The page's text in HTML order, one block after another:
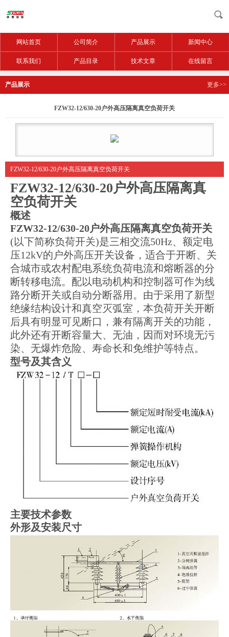
网站首页 公司简介 产品展示 新闻中心
联系我们 产品目录 技术文章 在线留言
产品展示 更多>>
FZW32-12/630-20户外高压隔离真空负荷开关
FZW32-12/630-20户外高压隔离真空负荷开关
FZW32-12/630-20户外高压隔离真
空负荷开关
概述
FZW32-12/630-20户外高压隔离真空负荷开关
(以下简称负荷开关)是三相交流50Hz、额定电
压12kV的户外高压开关设备，适合于开断、关
合城市或农村配电系统负荷电流和熔断器的分
断转移电流。配以电动机构和控制器可作为线
路分断开关或自动分断器用。由于采用了新型
绝缘结构设计和真空灭弧室，本负荷开关开断
后具有明显可见断口，兼有隔离开关的功能，
此外还有开断容量大、无油，因而对环境无污
染、无爆炸危险、寿命长和免维护等特点。
型号及其含义
主要技术参数
外形及安装尺寸